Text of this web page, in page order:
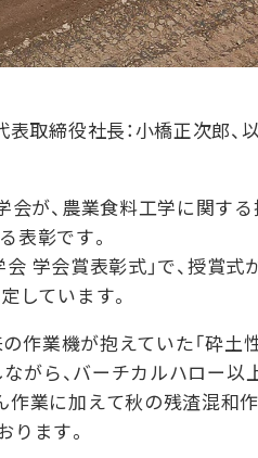
取締役社長：小橋正次郎、
会が、農業食料工学に関
表彰です。
学会賞表彰式」で、授賞
しています。
作業機が抱えていた「砕
ら、バーチカルハロー
業に加えて秋の残渣混
ます。